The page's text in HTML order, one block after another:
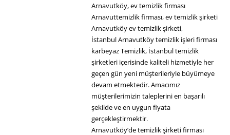
Arnavutköy, ev temizlik firması
Arnavuttemizlik firması, ev temizlik şirketi
Arnavutköy ev temizlik şirketi,
İstanbul Arnavutköy temizlik işleri firması
karbeyaz Temizlik, İstanbul temizlik
şirketleri içerisinde kaliteli hizmetiyle her
geçen gün yeni müşterileriyle büyümeye
devam etmektedir. Amacımız
müşterilerimizin taleplerini en başarılı
şekilde ve en uygun fiyata
gerçekleştirmektir.
Arnavutköy’de temizlik şirketi firması